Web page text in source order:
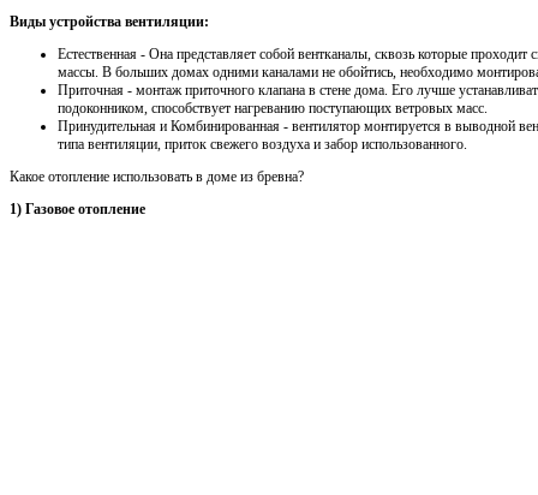
Виды устройства вентиляции:
Естественная - Она представляет собой вентканалы, сквозь которые
массы. В больших домах одними каналами не обойтись, необходимо
Приточная - монтаж приточного клапана в стене дома. Его лучше
подоконником, способствует нагреванию поступающих ветровых масс.
Принудительная и Комбинированная - вентилятор монтируется в выводной
типа вентиляции, приток свежего воздуха и забор использованного.
Какое отопление использовать в доме из бревна?
1) Газовое отопление